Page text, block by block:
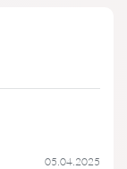
05.04.2025